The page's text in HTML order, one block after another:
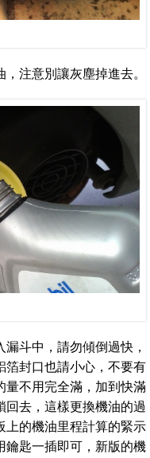
注意別讓灰塵掉進去。
斗中，請勿傾倒過快，
箔封口也請小心，不要有
量不用完全滿，加到快滿
回去，這樣更換機油的過
上的機油里程計算的緊示
鑰匙一插即可，新版的機